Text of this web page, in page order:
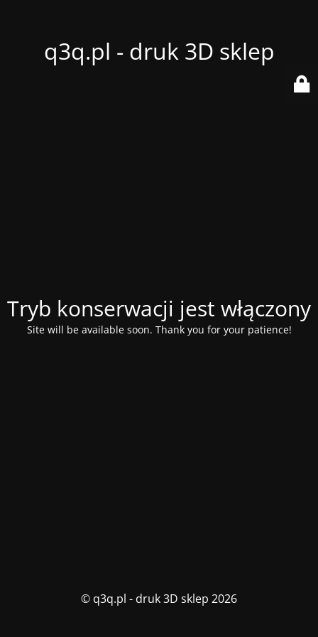
q3q.pl - druk 3D sklep
Tryb konserwacji jest włączony
Site will be available soon. Thank you for your patience!
© q3q.pl - druk 3D sklep 2026